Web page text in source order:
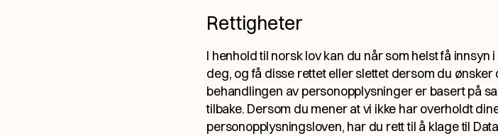
Rettigheter
I henhold til norsk lov kan du når som helst få
deg, og få disse rettet eller slettet dersom du ønsker
behandlingen av personopplysninger er basert på
tilbake. Dersom du mener at vi ikke har overholdt
personopplysningsloven, har du rett til å klage til